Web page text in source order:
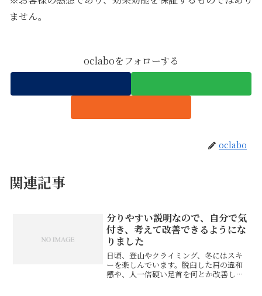
ません。
oclaboをフォローする
oclabo
関連記事
分りやすい説明なので、自分で気
付き、考えて改善できるようにな
りました
日頃、登山やクライミング、冬にはスキ
ーを楽しんでいます。脱臼した肩の違和
感や、人一倍硬い足首を何とか改善した